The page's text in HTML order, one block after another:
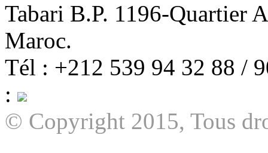
Tabari B.P. 1196-Quartier
Maroc.
Tél : +212 539 94 32 88 /
:
© Copyright 2015, Tous